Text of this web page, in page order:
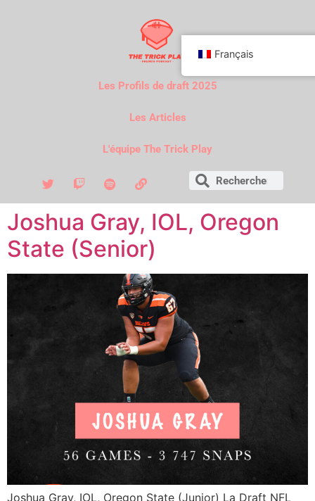
Les Profils de draft 2025
Les Articles
L'équipe The Trick Play
Joshua Gray, IOL, Oregon
State (Senior)
Joshua Gray, IOL, Oregon State (Junior) La Draft NFL
Français